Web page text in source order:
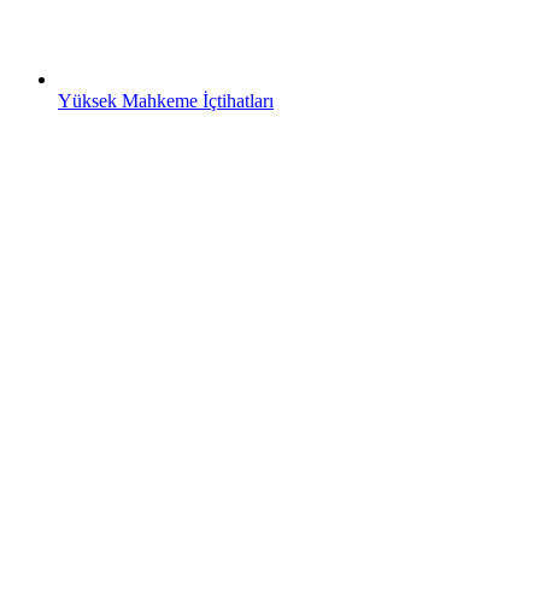
Yüksek Mahkeme İçtihatları